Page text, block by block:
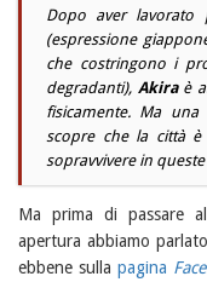
Dopo aver
(espressione
che costringono i
degradanti), Akiraè
fisicamente. Ma
scopre che la città è
sopravvivere in
Ma prima di passare al
apertura abbiamo
ebbene sulla pagina